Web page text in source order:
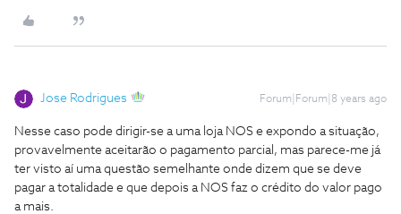
Jose Rodrigues Forum|Forum|8 years ago
Nesse caso pode dirigir-se a uma loja NOS e expondo a situação,
provavelmente aceitarão o pagamento parcial, mas parece-me já
ter visto aí uma questão semelhante onde dizem que se deve
pagar a totalidade e que depois a NOS faz o crédito do valor pago
a mais.